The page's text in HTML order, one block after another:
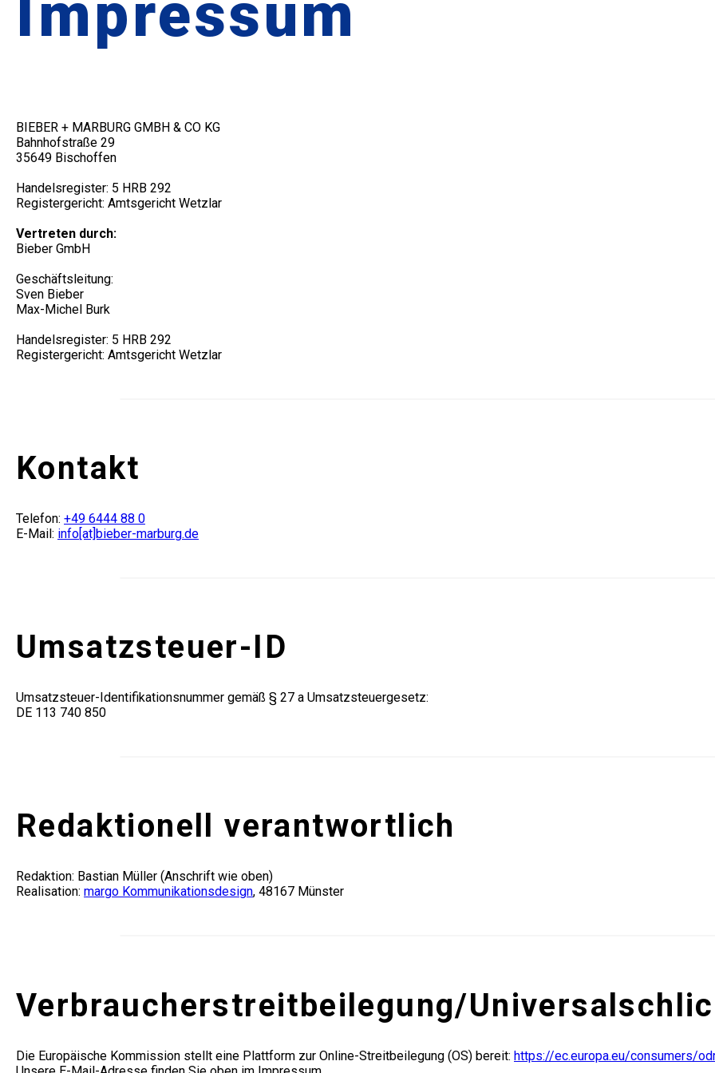
Impressum
BIEBER + MARBURG GMBH & CO KG
Bahnhofstraße 29
35649 Bischoffen
Handelsregister: 5 HRB 292
Registergericht: Amtsgericht Wetzlar
Vertreten durch:
Bieber GmbH
Geschäftsleitung:
Sven Bieber
Max-Michel Burk
Handelsregister: 5 HRB 292
Registergericht: Amtsgericht Wetzlar
Kontakt
Telefon: +49 6444 88 0
E-Mail: info[at]bieber-marburg.de
Umsatzsteuer-ID
Umsatzsteuer-Identifikationsnummer gemäß § 27 a Umsatzsteuergesetz:
DE 113 740 850
Redaktionell verantwortlich
Redaktion: Bastian Müller (Anschrift wie oben)
Realisation: margo Kommunikationsdesign, 48167 Münster
Verbraucher­streit­beilegung/
Die Europäische Kommission stellt eine Plattform zur Online-Streitbeilegung (OS) bereit: https://ec.europa.eu/consumers/odr